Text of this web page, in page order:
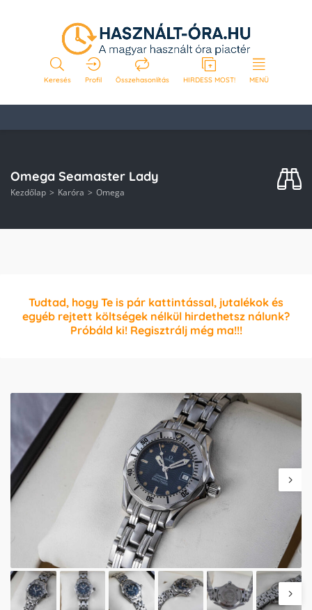
Keresés Profil Összehasonlítás HIRDESS MOST! MENÜ
Omega Seamaster Lady
Kezdőlap Karóra Omega
Tudtad, hogy Te is pár kattintással, jutalékok és
egyéb rejtett költségek nélkül hirdethetsz nálunk?
Próbáld ki! Regisztrálj még ma!!!